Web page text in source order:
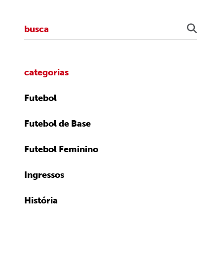
categorias
Futebol
Futebol de Base
Futebol Feminino
Ingressos
História